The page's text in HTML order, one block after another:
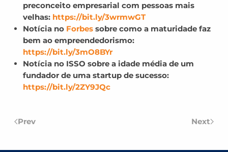
preconceito empresarial com pessoas mais
velhas: https://bit.ly/3wrmwGT
Notícia no Forbes sobre como a maturidade faz
bem ao empreendedorismo:
https://bit.ly/3mO8BYr
Notícia no ISSO sobre a idade média de um
fundador de uma startup de sucesso:
https://bit.ly/2ZY9JQc
Prev Next